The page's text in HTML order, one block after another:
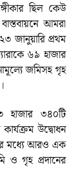
ছিল কেউ
আমরা
জানুয়ারি প্রথম
৬৯ হাজার
জমিসহ গৃহ
হাজার ৩৪০টি
উদ্বোধন
মধ্যে আরও এক
ও গৃহ প্রদানের